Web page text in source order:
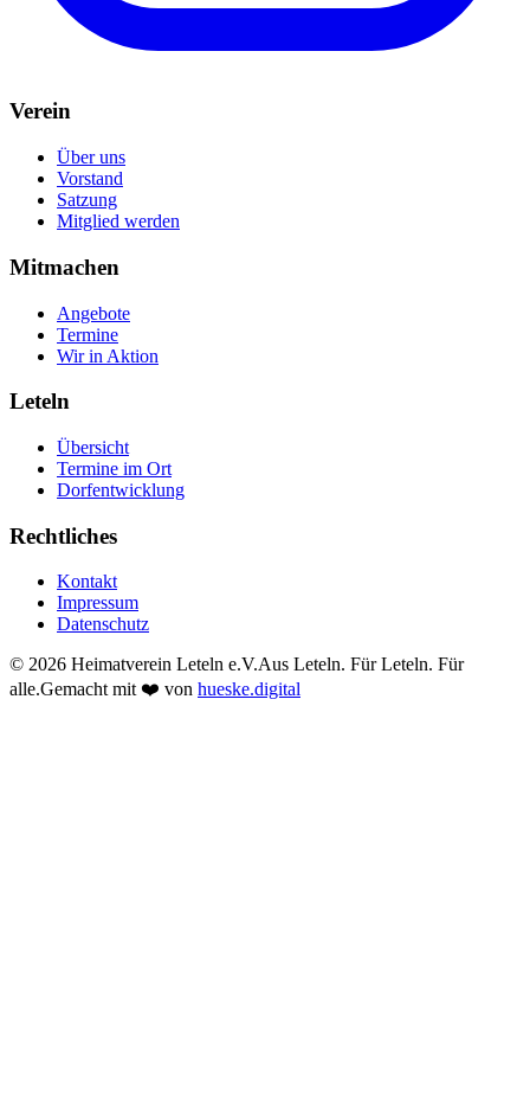
Verein
Über uns
Vorstand
Satzung
Mitglied werden
Mitmachen
Angebote
Termine
Wir in Aktion
Leteln
Übersicht
Termine im Ort
Dorfentwicklung
Rechtliches
Kontakt
Impressum
Datenschutz
© 2026 Heimatverein Leteln e.V.Aus Leteln. Für Leteln. Für
alle.Gemacht mit ❤️ von hueske.digital